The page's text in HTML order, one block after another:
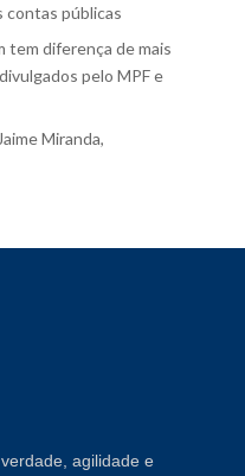
contas públicas
tem diferença de mais
pelo MPF e
Miranda,
agilidade e